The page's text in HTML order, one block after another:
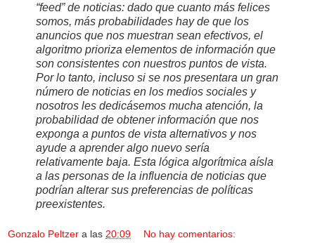
“feed” de noticias: dado que cuanto más felices
somos, más probabilidades hay de que los
anuncios que nos muestran sean efectivos, el
algoritmo prioriza elementos de información que
son consistentes con nuestros puntos de vista.
Por lo tanto, incluso si se nos presentara un gran
número de noticias en los medios sociales y
nosotros les dedicásemos mucha atención, la
probabilidad de obtener información que nos
exponga a puntos de vista alternativos y nos
ayude a aprender algo nuevo sería
relativamente baja. Esta lógica algorítmica aísla
a las personas de la influencia de noticias que
podrían alterar sus preferencias de políticas
preexistentes.
Gonzalo Peltzer a las 20:09 No hay comentarios: